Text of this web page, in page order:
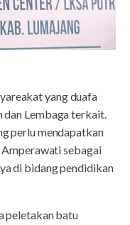
yang duafa
dan Lembaga terkait.
perlu mendapatkan
sebagai
di bidang pendidikan
peletakan batu